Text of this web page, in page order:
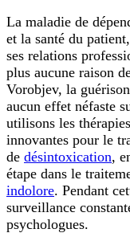
La maladie de
et la santé du
ses relations
plus aucune raison
Vorobjev, la
aucun effet néfaste
utilisons les
innovantes pour le
de désintoxication,
étape dans le
indolore. Pendant
surveillance
psychologues.